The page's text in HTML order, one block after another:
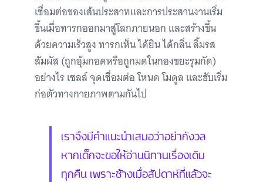
เชื่อมต่อของเส้นประสาทและการประสานงานเริ่ม
ขึ้นเมื่อทารกออกมาสู่โลกภายนอก และสร้างขึ้น
ด้วยความเร็วสูง ทารกเห็น ได้ยิน ได้กลิ่น ลิ้มรส
สัมผัส (ถูกอุ้มกอดหรือถูกมดในกองขยะรุมกัด)
อย่างไร เซลล์ จุดเชื่อมต่อ โหนด โมดูล และฮับเริ่ม
ก่อตัวทางกายภาพตามกันไป
เราจึงมีคำแนะนำเสมอว่าอย่ากังวล
หากเด็กจะขอให้อ่านนิทานเรื่องเดิม
ทุกคืน เพราะช้างเมื่อสัปดาห์ที่แล้วจะ